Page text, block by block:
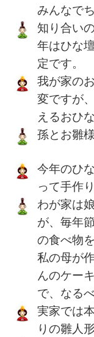
みんなで
知り合い
年はひな
定です。
我が家の
変ですが
えるおひ
孫とお雛
今年のひ
って手作
わが家は
が、毎年
の食べ物
私の母が
んのケー
で、なる
実家では
りの雛人